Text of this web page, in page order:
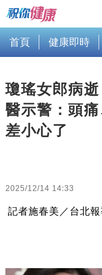
首頁 健康即時
瓊瑤女郎病
醫示警：頭
差小心了
2025/12/14 14:33
記者施春美／台北報